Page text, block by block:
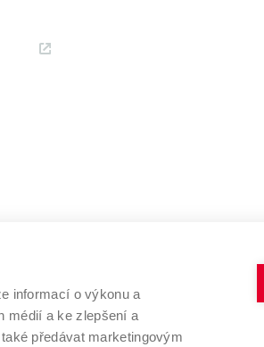
V BRNĚ
www.vut.cz
informací o výkonu a
médií a ke zlepšení a
předávat marketingovým